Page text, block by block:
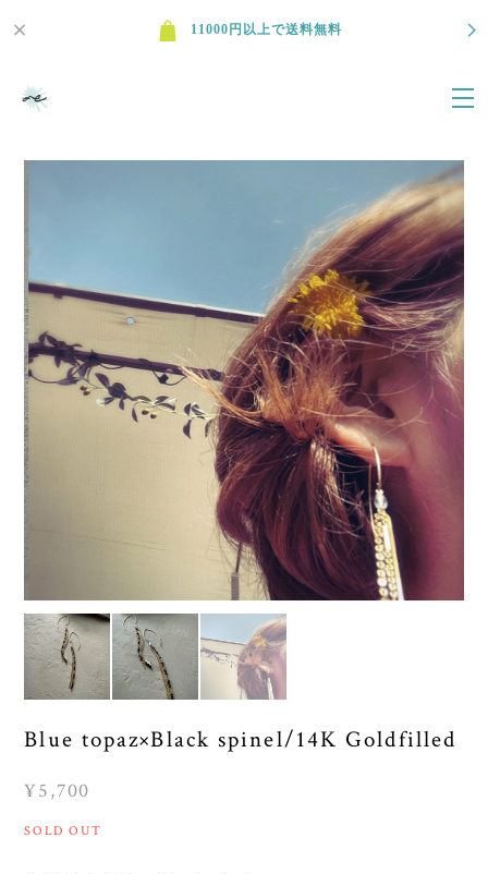
11000円以上で送料無料
Blue topaz×Black spinel/14K Goldfilled
¥5,700
SOLD OUT